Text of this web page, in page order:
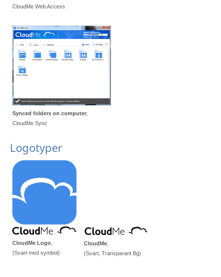
CloudMe Web Access
Synced folders on computer
CloudMe Sync
Logotyper
CloudMe Logo
(Svart med symbol)
CloudMe
(Svart, Transparant Bg)